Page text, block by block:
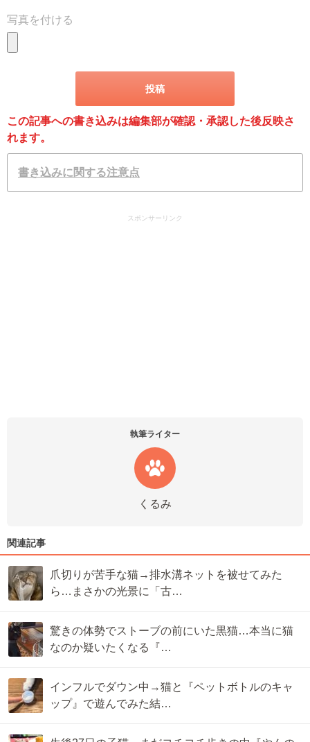
写真を付ける
この記事への書き込みは編集部が確認・承認した後反映さ
れます。
書き込みに関する注意点
スポンサーリンク
執筆ライター
くるみ
関連記事
爪切りが苦手な猫→排水溝ネットを被せてみた
ら…まさかの光景に「古…
驚きの体勢でストーブの前にいた黒猫…本当に猫
なのか疑いたくなる『…
インフルでダウン中→猫と『ペットボトルのキャ
ップ』で遊んでみた結…